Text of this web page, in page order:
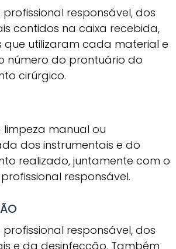
profissional responsável, dos
contidos na caixa recebida,
que utilizaram cada material e
número do prontuário do
cirúrgico.
limpeza manual ou
dos instrumentais e do
realizado, juntamente com o
responsável.
profissional responsável, dos
e da desinfecção. Também